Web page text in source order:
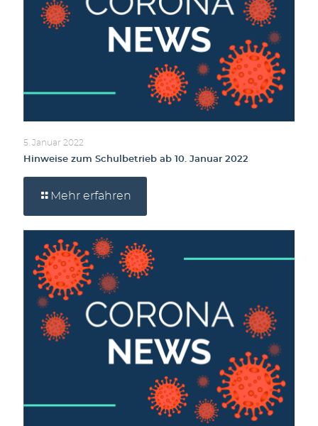
5. Januar 2022
Hinweise zum Schulbetrieb ab 10. Januar 2022
Mehr erfahren